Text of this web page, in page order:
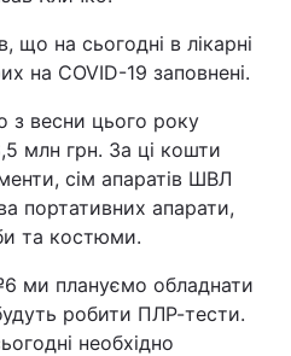
що на сьогодні в лікарні
на COVID-19 заповнені.
з весни цього року
млн грн. За ці кошти
сім апаратів ШВЛ
портативних апарати,
та костюми.
ми плануємо обладнати
робити ПЛР-тести.
необхідно